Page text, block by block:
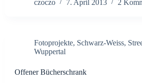
czoczo 7. April 2013 2
Fotoprojekte, Schwarz-Weiss,
Wuppertal
Offener Bücherschrank